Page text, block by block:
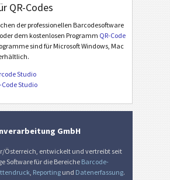
QR-Codes
der professionellen Barcodesoftware
oder dem kostenlosen Programm QR-Code
sind für Microsoft Windows, Mac
Studio
Studio
GmbH
Österreich, entwickelt und vertreibt seit
Software für die BereicheBarcode-
, Reporting und Datenerfassung.